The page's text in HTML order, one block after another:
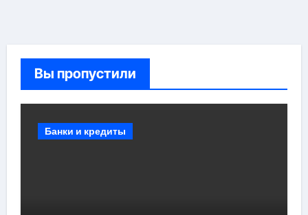
Вы пропустили
Банки и кредиты